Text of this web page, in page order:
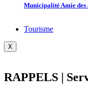
Municipalité Amie des
Tourisme
X
RAPPELS |